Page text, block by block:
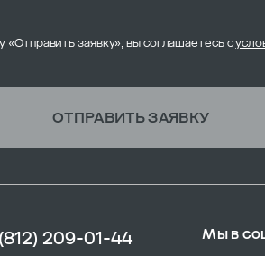
«Отправить заявку», вы соглашаетесь с
ОТПРАВИТЬ ЗАЯВКУ
209-01-44 Мы в